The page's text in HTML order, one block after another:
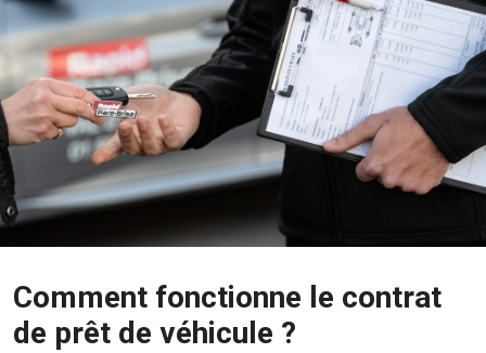
Comment fonctionne le contrat
de prêt de véhicule ?